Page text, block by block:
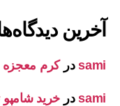
آخرین
samiدرکرم
samiدر خرید